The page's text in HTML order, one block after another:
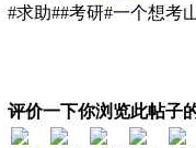
#求助##考研#一个想考
评价一下你浏览此帖子